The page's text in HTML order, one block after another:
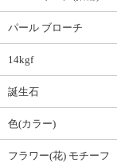
パール ブローチ
14kgf
誕生石
色(カラー)
フラワー(花) モチーフ